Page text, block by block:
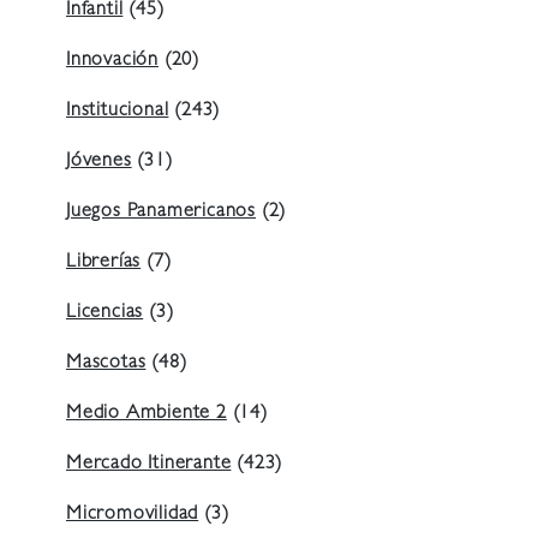
Infantil(45)
Innovación (20)
Institucional(243)
Jóvenes(31)
Juegos Panamericanos (2)
Librerías(7)
Licencias(3)
Mascotas(48)
Medio Ambiente 2(14)
Mercado Itinerante(423)
Micromovilidad(3)